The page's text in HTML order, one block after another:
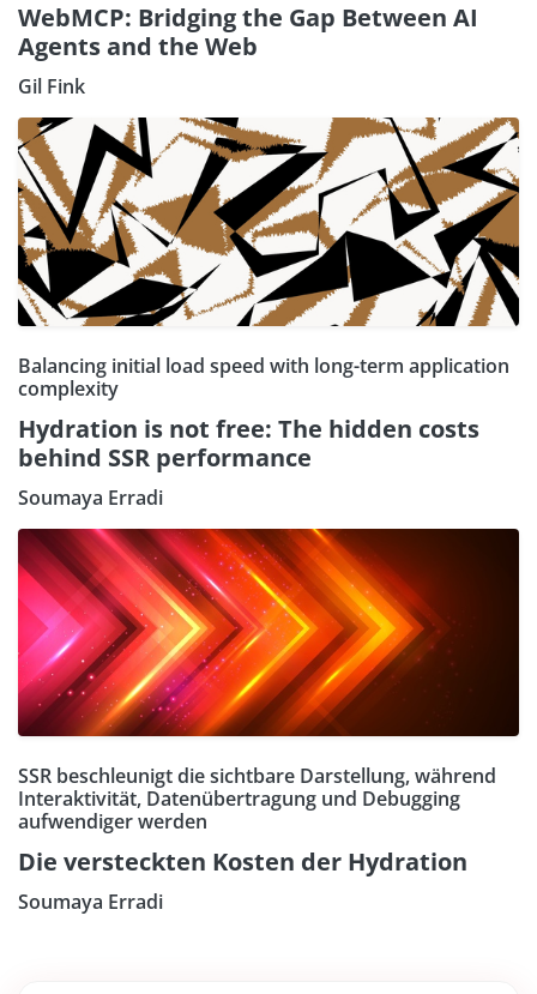
WebMCP: Bridging the Gap Between AI
Agents and the Web
Gil Fink
Balancing initial load speed with long-term application
complexity
Hydration is not free: The hidden costs
behind SSR performance
Soumaya Erradi
SSR beschleunigt die sichtbare Darstellung, während
Interaktivität, Datenübertragung und Debugging
aufwendiger werden
Die versteckten Kosten der Hydration
Soumaya Erradi